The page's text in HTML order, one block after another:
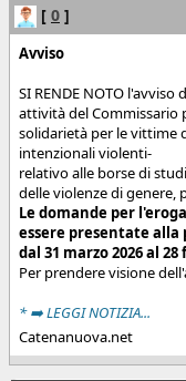
[ 0 ]
Avviso
SI RENDE NOTO
attività del Commissario
solidarietà per le vittime
intenzionali violenti-
relativo alle borse di
delle violenze di genere,
Le domande per
essere presentate
dal 31 marzo 2026 al 28
Per prendere visione
* ➡️ LEGGI NOTIZIA...
Catenanuova.net